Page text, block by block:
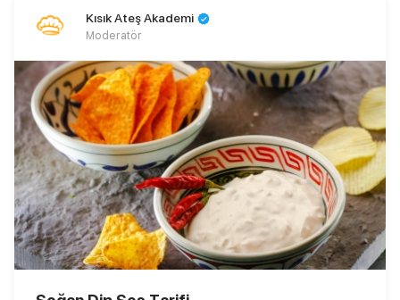
Kısık Ateş Akademi
Moderatör